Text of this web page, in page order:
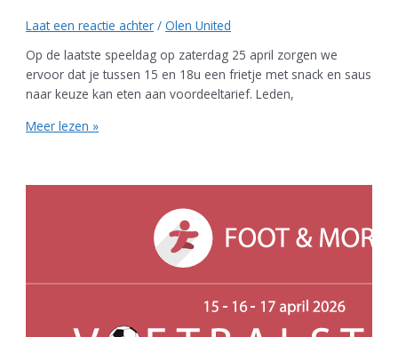
Laat een reactie achter /Olen United
Op de laatste speeldag op zaterdag 25 april zorgen we
ervoor dat je tussen 15 en 18u een frietje met snack en saus
naar keuze kan eten aan voordeeltarief. Leden,
Meer lezen »